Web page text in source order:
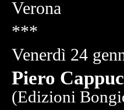
Verona
***
Venerdì 24
Piero
(Edizioni